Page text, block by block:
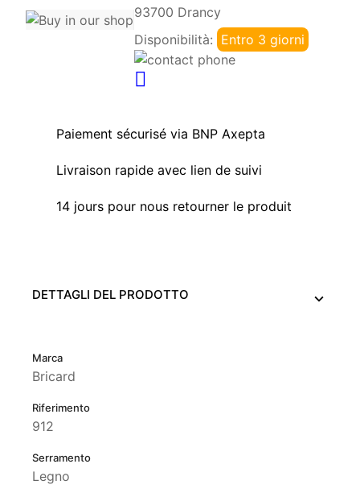
93700 Drancy
Disponibilità: Entro 3 giorni
Paiement sécurisé via BNP Axepta
Livraison rapide avec lien de suivi
14 jours pour nous retourner le produit
DETTAGLI DEL PRODOTTO
Marca
Bricard
Riferimento
912
Serramento
Legno